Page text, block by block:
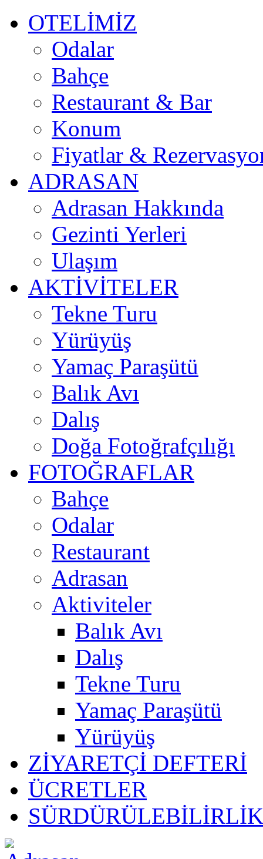
OTELİMİZ
Odalar
Bahçe
Restaurant & Bar
Konum
Fiyatlar &
ADRASAN
Adrasan Hakkında
Gezinti Yerleri
Ulaşım
AKTİVİTELER
Tekne Turu
Yürüyüş
Yamaç Paraşütü
Balık Avı
Dalış
Doğa Fotoğrafçılığı
FOTOĞRAFLAR
Bahçe
Odalar
Restaurant
Adrasan
Aktiviteler
Balık Avı
Dalış
Tekne Turu
Yamaç Paraşütü
Yürüyüş
ZİYARETÇİ DEFTERİ
ÜCRETLER
SÜRDÜRÜLEBİLİRLİK